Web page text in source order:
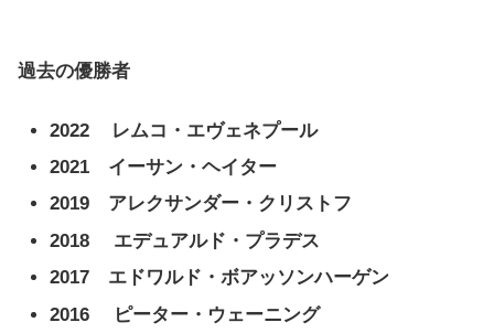
過去の優勝者
2022 レムコ・エヴェネプール
2021 イーサン・ヘイター
2019 アレクサンダー・クリストフ
2018
エデュアルド・プラデス
2017 エドワルド・ボアッソンハーゲン
2016
ピーター・ウェーニング